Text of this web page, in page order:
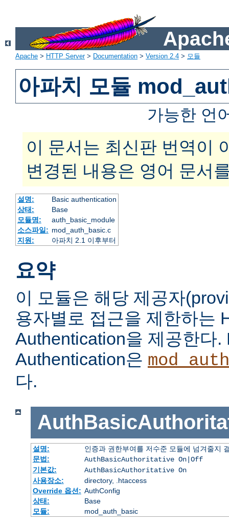
Apache > HTTP Server> Documentation > Version 2.4 > 모듈
아파치 모듈
가능한 언
이 문서는 최신판 번역이
변경된 내용은 영어 문서
설명:
Basic authentication
상태:
Base
모듈명:
auth_basic_module
소스파일: mod_auth_basic.c
지원:
아파치 2.1 이후부터
요약
이 모듈은 해당 제공자
용자별로 접근을 제한하는
Authentication을 제공한다.
Authentication은
다.
설명:
인증과 권한부여를 저수준 모듈에 넘겨줄지
문법:
AuthBasicAuthoritative On|Off
기본값:
AuthBasicAuthoritative On
사용장소:
directory, .htaccess
Override 옵션: AuthConfig
상태:
Base
모듈:
mod_auth_basic